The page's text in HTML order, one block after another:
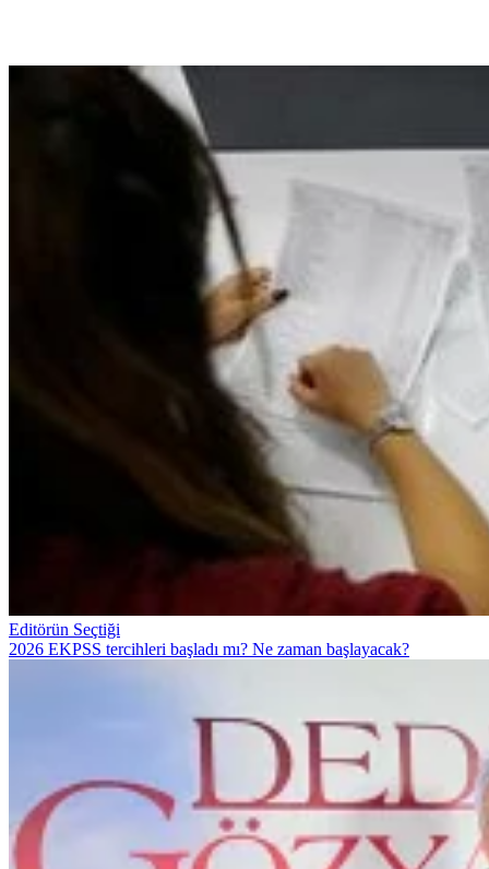
Editörün Seçtiği
2026 EKPSS tercihleri başladı mı? Ne zaman başlayacak?